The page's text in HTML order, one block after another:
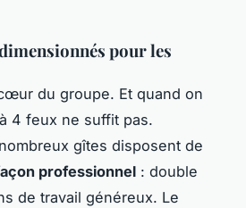
pour les
du groupe. Et quand on
4 feux ne suffit pas.
gîtes disposent de
professionnel : double
de travail généreux. Le